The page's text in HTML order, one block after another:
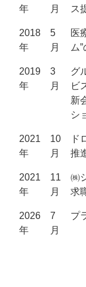
年
月
ス
2018
年
5
月
医
ム
2019
年
3
月
グ
ビ
新
シ
2021
年
10
月
ド
推
2021
年
11
月
㈱
求
2026
年
7
月
プ